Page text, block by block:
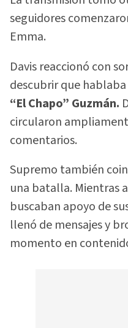
seguidores
Emma.
Davis reaccionó con
descubrir que
“El Chapo” Guzmán.
circularon
comentarios.
Supremo también
una batalla. Mientras
buscaban apoyo de
llenó de mensajes y
momento en